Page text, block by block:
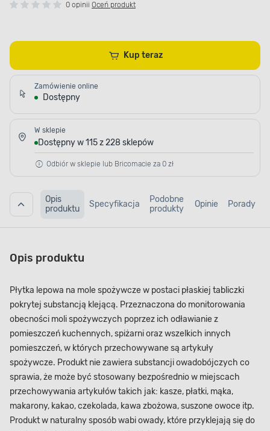
0 opinii Oceń produkt
Kup teraz
Zamówienie online
Dostępny
W sklepie
Dostępny w 115 z 228 sklepów
Odbiór w sklepie lub Bricomacie za 0 zł
Opis
produktu
Specyfikacja
Podobne
produkty
Opinie Porady
Opis produktu
Płytka lepowa na mole spożywcze w postaci płaskiej tabliczki
pokrytej substancją klejącą. Przeznaczona do monitorowania
obecności moli spożywczych poprzez ich odławianie z
pomieszczeń kuchennych, spiżarni oraz wszelkich innych
pomieszczeń, w których przechowywane są artykuły
spożywcze. Produkt nie zawiera substancji owadobójczych co
sprawia, że może być stosowany bezpośrednio w miejscach
przechowywania artykułów takich jak: kasze, płatki, mąka,
makarony, kakao, czekolada, kawa zbożowa, suszone owoce itp.
Produkt w naturalny sposób wabi owady, które przyklejają się do